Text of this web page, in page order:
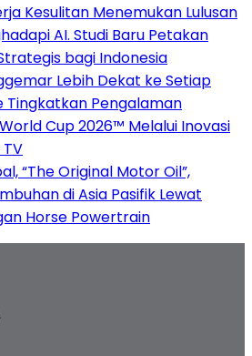
Kesulitan Menemukan Lulusan
AI. Studi Baru Petakan
bagi Indonesia
Lebih Dekat ke Setiap
Tingkatkan Pengalaman
Cup 2026™ Melalui Inovasi
“The Original Motor Oil”,
di Asia Pasifik Lewat
Horse Powertrain